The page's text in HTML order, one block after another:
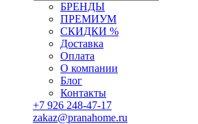
БРЕНДЫ
ПРЕМИУМ
СКИДКИ %
Доставка
Оплата
О компании
Блог
Контакты
+7 926 248-47-17
zakaz@pranahome.ru